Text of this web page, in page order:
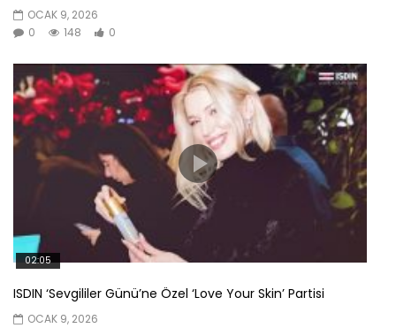
OCAK 9, 2026
0
148 0
02:05
ISDIN ‘Sevgililer Günü’ne Özel ‘Love Your Skin’ Partisi
OCAK 9, 2026